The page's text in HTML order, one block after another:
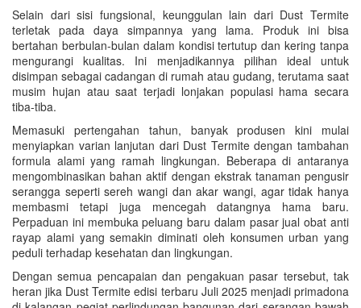
Selain dari sisi fungsional, keunggulan lain dari Dust Termite
terletak pada daya simpannya yang lama. Produk ini bisa
bertahan berbulan-bulan dalam kondisi tertutup dan kering tanpa
mengurangi kualitas. Ini menjadikannya pilihan ideal untuk
disimpan sebagai cadangan di rumah atau gudang, terutama saat
musim hujan atau saat terjadi lonjakan populasi hama secara
tiba-tiba.
Memasuki pertengahan tahun, banyak produsen kini mulai
menyiapkan varian lanjutan dari Dust Termite dengan tambahan
formula alami yang ramah lingkungan. Beberapa di antaranya
mengombinasikan bahan aktif dengan ekstrak tanaman pengusir
serangga seperti sereh wangi dan akar wangi, agar tidak hanya
membasmi tetapi juga mencegah datangnya hama baru.
Perpaduan ini membuka peluang baru dalam pasar jual obat anti
rayap alami yang semakin diminati oleh konsumen urban yang
peduli terhadap kesehatan dan lingkungan.
Dengan semua pencapaian dan pengakuan pasar tersebut, tak
heran jika Dust Termite edisi terbaru Juli 2025 menjadi primadona